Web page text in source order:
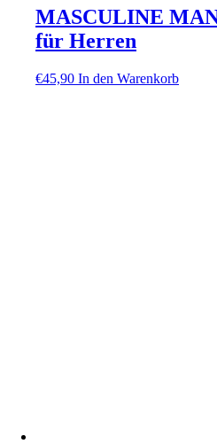
MASCULINE
für Herren
€45,90 In den Warenkorb